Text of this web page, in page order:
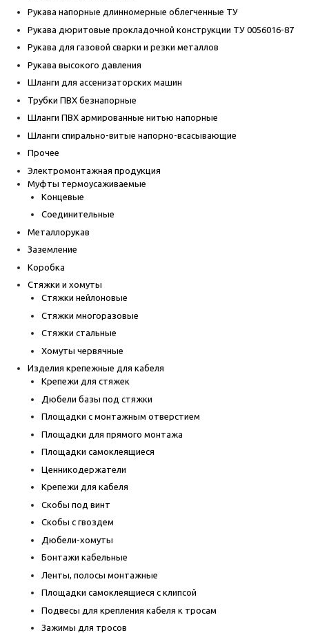
Рукава напорные длинномерные облегченные ТУ
Рукава дюритовые прокладочной конструкции ТУ 0056016-87
Рукава для газовой сварки и резки металлов
Рукава высокого давления
Шланги для ассенизаторских машин
Трубки ПВХ безнапорные
Шланги ПВХ армированные нитью напорные
Шланги спирально-витые напорно-всасывающие
Прочее
Электромонтажная продукция
Муфты термоусаживаемые
Концевые
Соединительные
Металлорукав
Заземление
Коробка
Стяжки и хомуты
Стяжки нейлоновые
Стяжки многоразовые
Стяжки стальные
Хомуты червячные
Изделия крепежные для кабеля
Крепежи для стяжек
Дюбели базы под стяжки
Площадки с монтажным отверстием
Площадки для прямого монтажа
Площадки самоклеящиеся
Ценникодержатели
Крепежи для кабеля
Скобы под винт
Скобы с гвоздем
Дюбели-хомуты
Бонтажи кабельные
Ленты, полосы монтажные
Площадки самоклеящиеся с клипсой
Подвесы для крепления кабеля к тросам
Зажимы для тросов